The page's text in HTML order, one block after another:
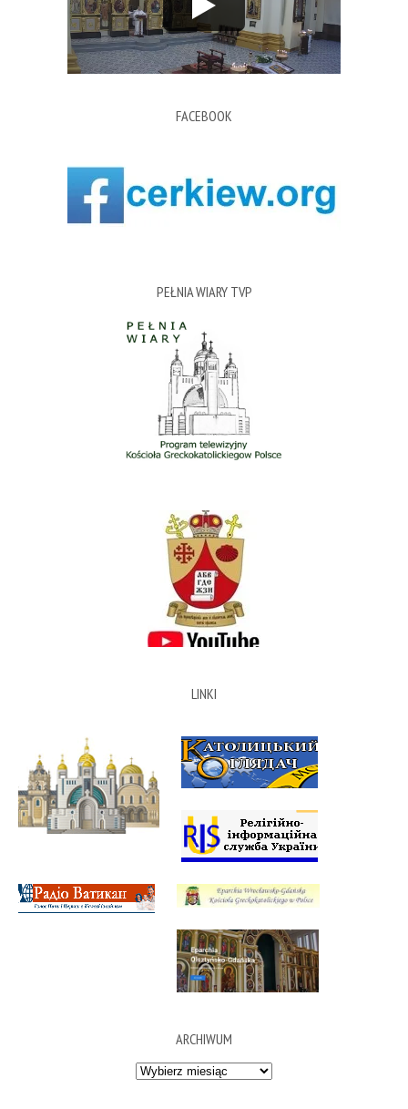
FACEBOOK
PEŁNIA WIARY TVP
LINKI
ARCHIWUM
Archiwum